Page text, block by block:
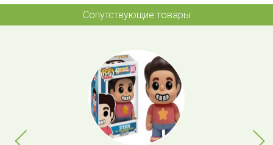
Сопутствующие товары
Previous Next